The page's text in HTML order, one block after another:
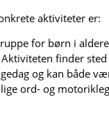
aktiviteter er:
for børn i
finder sted
og kan både
ord- og